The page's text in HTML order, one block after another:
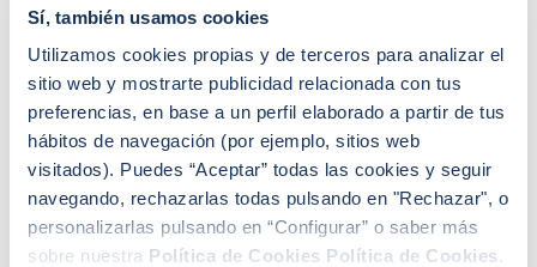
Sí, también usamos cookies
Utilizamos cookies propias y de terceros para analizar el
sitio web y mostrarte publicidad relacionada con tus
preferencias, en base a un perfil elaborado a partir de tus
hábitos de navegación (por ejemplo, sitios web
visitados). Puedes “Aceptar” todas las cookies y seguir
navegando, rechazarlas todas pulsando en "Rechazar", o
personalizarlas pulsando en “Configurar” o saber más
sobre nuestra Política de Cookies Política de Cookies .
Acepto los Términos y Condiciones descritos en la